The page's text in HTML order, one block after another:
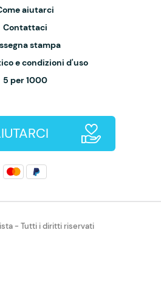
aiutarci
Contattaci
stampa
e condizioni d'uso
5 per 1000
- Tutti i diritti riservati